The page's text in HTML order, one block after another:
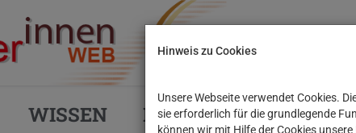
WISSEN PRAXIS SERVICE
Hinweis zu Cookies
Unsere Webseite verwendet Cookies.
sie erforderlich für die grundlegende
können wir mit Hilfe der Cookies